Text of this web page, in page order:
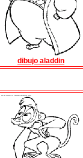
dibujo aladdin